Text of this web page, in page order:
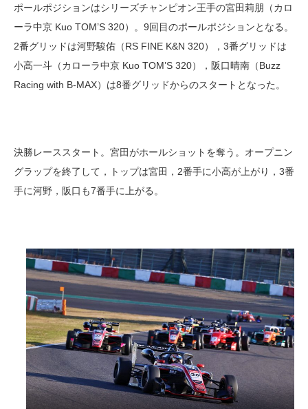
ポールポジションはシリーズチャンピオン王手の宮田莉朋（カロ
ーラ中京 Kuo TOM’S 320）。9回目のポールポジションとなる。
2番グリッドは河野駿佑（RS FINE K&N 320），3番グリッドは
小高一斗（カローラ中京 Kuo TOM’S 320），阪口晴南（Buzz
Racing with B-MAX）は8番グリッドからのスタートとなった。
決勝レーススタート。宮田がホールショットを奪う。オープニン
グラップを終了して，トップは宮田，2番手に小高が上がり，3番
手に河野，阪口も7番手に上がる。